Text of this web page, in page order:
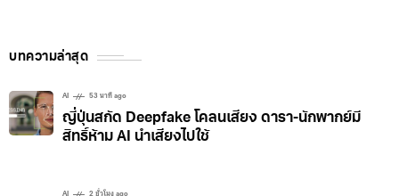
บทความล่าสุด
AI 53 นาที ago
ญี่ปุ่นสกัด Deepfake โคลนเสียง ดารา-นักพากย์มี
สิทธิ์ห้าม AI นำเสียงไปใช้
AI 2 ชั่วโมง ago